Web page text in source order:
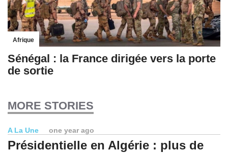
Afrique
Sénégal : la France dirigée vers la porte
de sortie
MORE STORIES
A La Une one year ago
Présidentielle en Algérie : plus de